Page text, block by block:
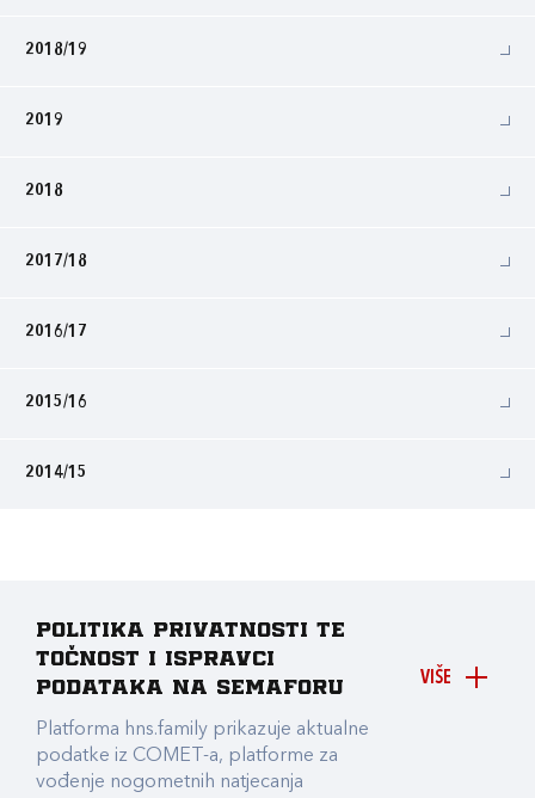
2018/19
2019
2018
2017/18
2016/17
2015/16
2014/15
VIŠE
Politika privatnosti te
točnost i ispravci
podataka na Semaforu
Platforma hns.family prikazuje aktualne
podatke iz COMET-a, platforme za
vođenje nogometnih natjecanja